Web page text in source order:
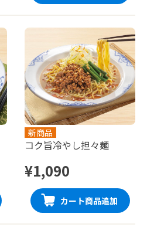
新商品
コク旨冷やし担々麺
¥1,090
カート商品追加